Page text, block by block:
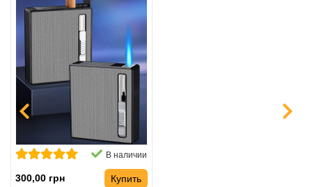
В наличии
300,00 грн Купить